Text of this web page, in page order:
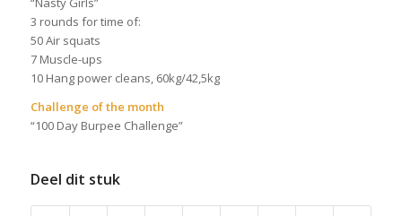
3 rounds for time of:
50 Air squats
7 Muscle-ups
10 Hang power cleans, 60kg/42,5kg
Challenge of the month
“100 Day Burpee Challenge”
Deel dit stuk